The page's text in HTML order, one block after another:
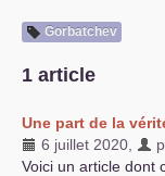
Gorbatchev
1 article
Une part de la
6 juillet 2020
Voici un article dont